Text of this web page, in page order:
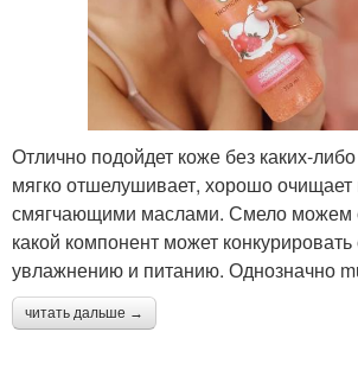
Отлично подойдет коже без каких-
мягко отшелушивает, хорошо
смягчающими маслами. Смело можем
какой компонент может
увлажнению и питанию. Однозначно
читать дальше →